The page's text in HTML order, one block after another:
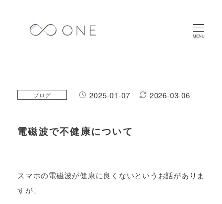
MENU
電磁波で不健康について
投稿日2025-01-07 更新日2026-03-06
カテゴリー
ブログ
スマホの電磁波が健康に良くないというお話がありま
すが、